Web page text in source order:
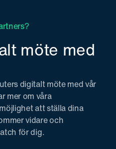
möte med
digitalt möte med vår
mer om våra
att ställa dina
vidare och
för dig.